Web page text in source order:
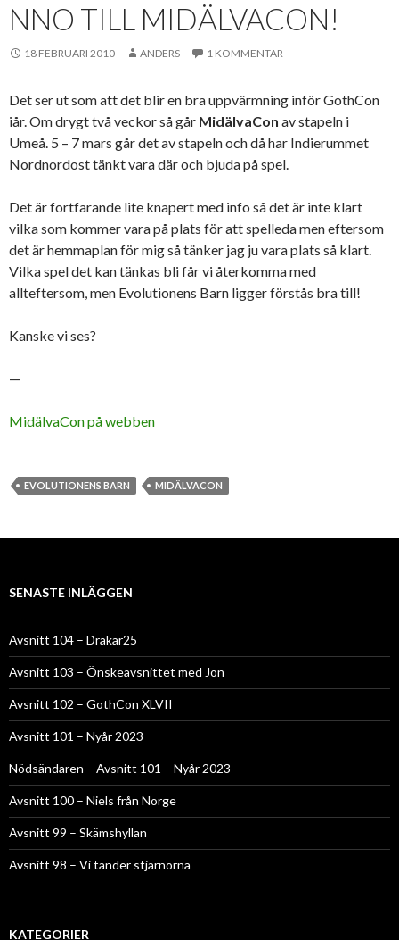
NNO TILL MIDÄLVACON!
18 FEBRUARI 2010 ANDERS 1 KOMMENTAR
Det ser ut som att det blir en bra uppvärmning inför GothCon
iår. Om drygt två veckor så går MidälvaCon av stapeln i
Umeå. 5 – 7 mars går det av stapeln och då har Indierummet
Nordnordost tänkt vara där och bjuda på spel.
Det är fortfarande lite knapert med info så det är inte klart
vilka som kommer vara på plats för att spelleda men eftersom
det är hemmaplan för mig så tänker jag ju vara plats så klart.
Vilka spel det kan tänkas bli får vi återkomma med
allteftersom, men Evolutionens Barn ligger förstås bra till!
Kanske vi ses?
—
MidälvaCon på webben
EVOLUTIONENS BARN MIDÄLVACON
SENASTE INLÄGGEN
Avsnitt 104 – Drakar25
Avsnitt 103 – Önskeavsnittet med Jon
Avsnitt 102 – GothCon XLVII
Avsnitt 101 – Nyår 2023
Nödsändaren – Avsnitt 101 – Nyår 2023
Avsnitt 100 – Niels från Norge
Avsnitt 99 – Skämshyllan
Avsnitt 98 – Vi tänder stjärnorna
KATEGORIER